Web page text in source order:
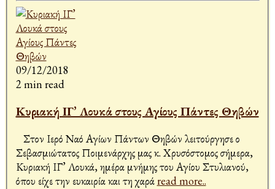
09/12/2018
2 min read
Κυριακή ΙΓ’ Λουκά στους Αγίους Πάντες Θηβών
Στον Ιερό Ναό Αγίων Πάντων Θηβών λειτούργησε ο
Σεβασμιώτατος Ποιμενάρχης μας κ. Χρυσόστομος σήμερα,
Κυριακή ΙΓ’ Λουκά, ημέρα μνήμης του Αγίου Στυλιανού,
όπου είχε την ευκαιρία και τη χαράread more..